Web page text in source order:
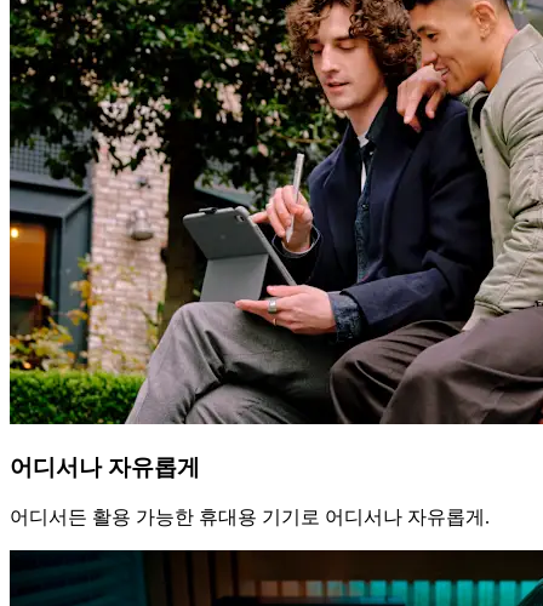
어디서나 자유롭게
어디서든 활용 가능한 휴대용 기기로 어디서나 자유롭게.